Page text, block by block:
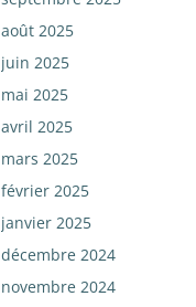
août 2025
juin 2025
mai 2025
avril 2025
mars 2025
février 2025
janvier 2025
décembre 2024
novembre 2024